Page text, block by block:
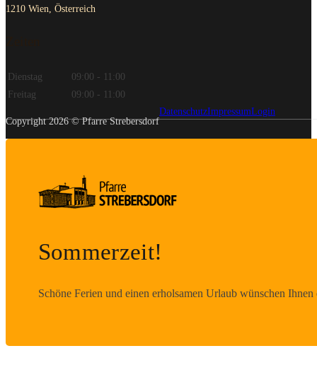
1210 Wien, Österreich
Dienstag
09:00 - 11:00
Freitag
09:00 - 11:00
Copyright 2026 © Pfarre Strebersdorf
DatenschutzImpressumLogin
Sommerzeit!
Schöne Ferien und einen erholsamen Urlaub wünschen